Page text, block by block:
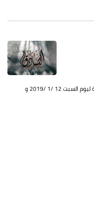
الرحلات القادمة و المغادرة ليوم السبت 12 /1 /2019 و